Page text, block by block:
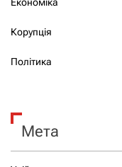
Економіка
Корупція
Політика
Мета